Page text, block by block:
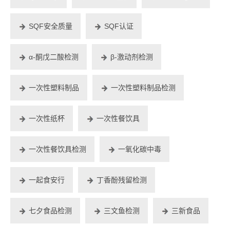
SQF安全质量 SQF认证
α-酮戊二酸检测 β-激动剂检测
一次性塑料制品 一次性塑料制品检测
一次性纸杯 一次性餐饮具
一次性餐饮具检测 一氧化碳中毒
一起食安行 丁香酚残留检测
七夕食品检测 三文鱼检测 三新食品